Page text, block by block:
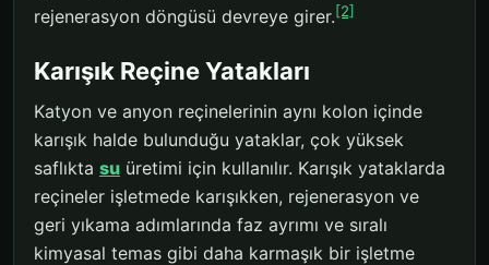
rejenerasyon döngüsü devreye girer.[2]
Karışık Reçine Yatakları
Katyon ve anyon reçinelerinin aynı kolon içinde
karışık halde bulunduğu yataklar, çok yüksek
saflıkta su üretimi için kullanılır. Karışık yataklarda
reçineler işletmede karışıkken, rejenerasyon ve
geri yıkama adımlarında faz ayrımı ve sıralı
kimyasal temas gibi daha karmaşık bir işletme